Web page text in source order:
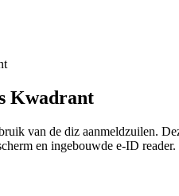
Kwadrant
van de diz aanmeldzuilen.
en ingebouwde e-ID